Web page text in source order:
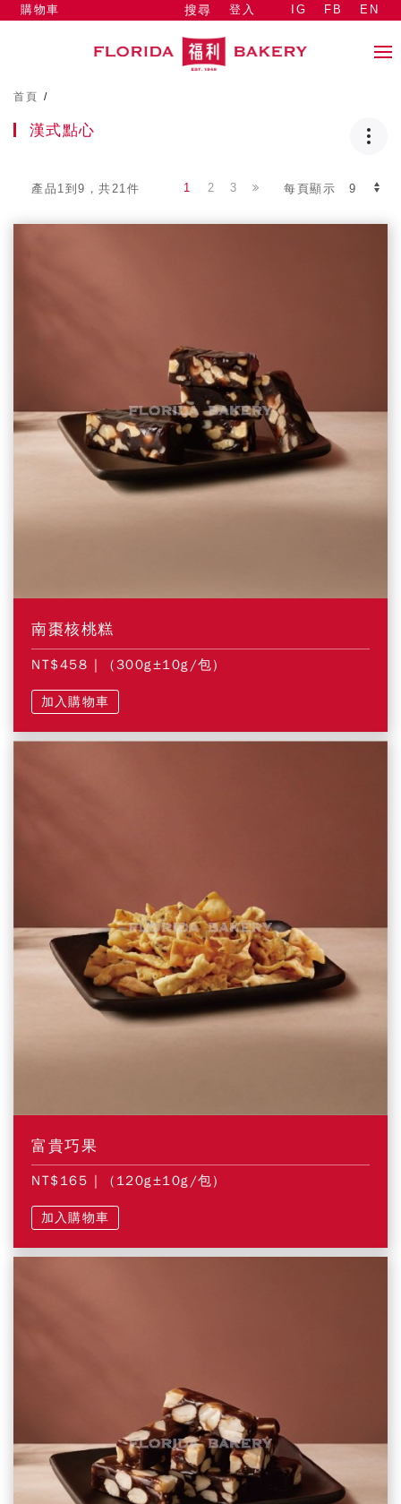
搜尋 登入
購物車 IG FB EN
首頁 /
漢式點心
產品1到9，共21件 每頁顯示
1 2 3
南棗核桃糕
NT$458 | (300g±10g/包)
加入購物車
富貴巧果
NT$165 | (120g±10g/包)
加入購物車